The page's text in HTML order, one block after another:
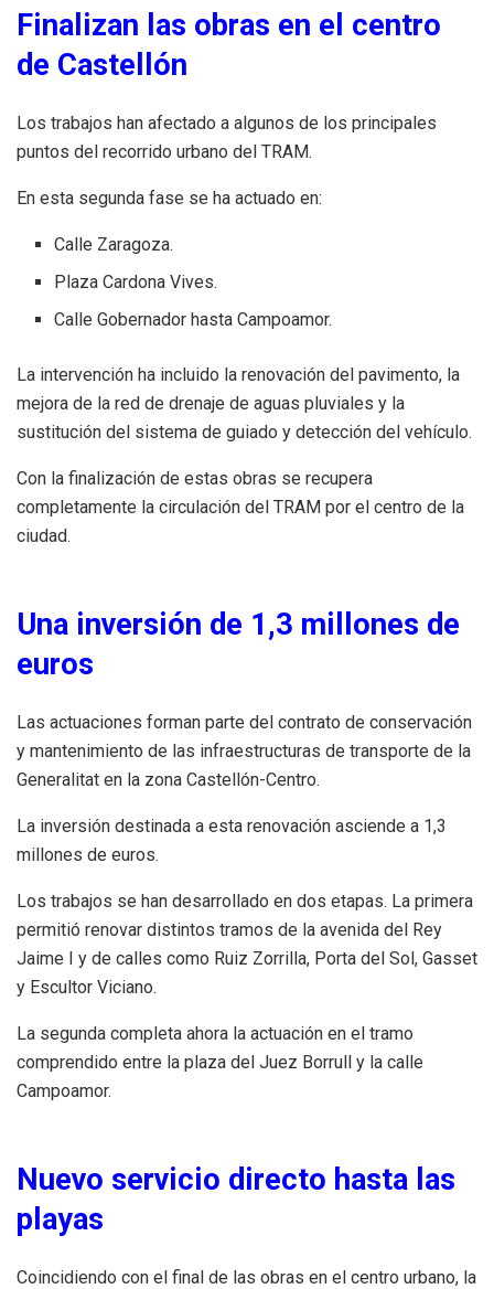
Finalizan las obras en el centro
de Castellón
Los trabajos han afectado a algunos de los principales
puntos del recorrido urbano del TRAM.
En esta segunda fase se ha actuado en:
Calle Zaragoza.
Plaza Cardona Vives.
Calle Gobernador hasta Campoamor.
La intervención ha incluido la renovación del pavimento, la
mejora de la red de drenaje de aguas pluviales y la
sustitución del sistema de guiado y detección del vehículo.
Con la finalización de estas obras se recupera
completamente la circulación del TRAM por el centro de la
ciudad.
Una inversión de 1,3 millones de
euros
Las actuaciones forman parte del contrato de conservación
y mantenimiento de las infraestructuras de transporte de la
Generalitat en la zona Castellón-Centro.
La inversión destinada a esta renovación asciende a 1,3
millones de euros.
Los trabajos se han desarrollado en dos etapas. La primera
permitió renovar distintos tramos de la avenida del Rey
Jaime I y de calles como Ruiz Zorrilla, Porta del Sol, Gasset
y Escultor Viciano.
La segunda completa ahora la actuación en el tramo
comprendido entre la plaza del Juez Borrull y la calle
Campoamor.
Nuevo servicio directo hasta las
playas
Coincidiendo con el final de las obras en el centro urbano, la